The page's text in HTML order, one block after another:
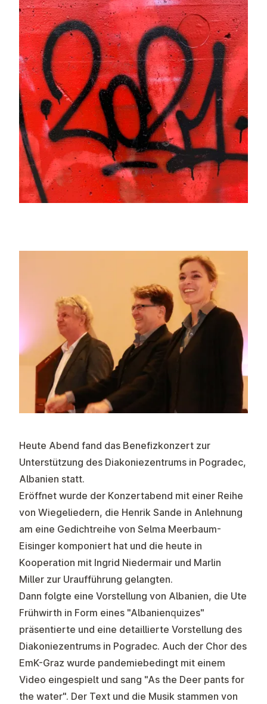
Heute Abend fand das Benefizkonzert zur
Unterstützung des Diakoniezentrums in Pogradec,
Albanien statt.
Eröffnet wurde der Konzertabend mit einer Reihe
von Wiegeliedern, die Henrik Sande in Anlehnung
am eine Gedichtreihe von Selma Meerbaum-
Eisinger komponiert hat und die heute in
Kooperation mit Ingrid Niedermair und Marlin
Miller zur Uraufführung gelangten.
Dann folgte eine Vorstellung von Albanien, die Ute
Frühwirth in Form eines "Albanienquizes"
präsentierte und eine detaillierte Vorstellung des
Diakoniezentrums in Pogradec. Auch der Chor des
EmK-Graz wurde pandemiebedingt mit einem
Video eingespielt und sang "As the Deer pants for
the water". Der Text und die Musik stammen von